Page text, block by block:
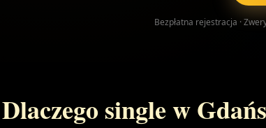
Bezpłatna rejestracja ·
Dlaczego single w